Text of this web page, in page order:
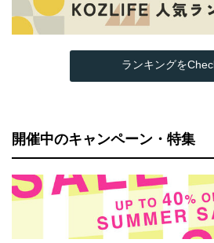
ランキングを
開催中のキャンペーン・特集